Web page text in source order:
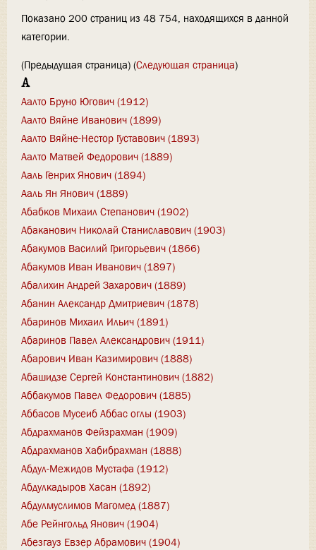
Показано 200 страниц из 48 754, находящихся в данной
категории.
(Предыдущая страница) (Следующая страница)
А
Аалто Бруно Югович (1912)
Аалто Вяйне Иванович (1899)
Аалто Вяйне-Нестор Густавович (1893)
Аалто Матвей Федорович (1889)
Ааль Генрих Янович (1894)
Ааль Ян Янович (1889)
Абабков Михаил Степанович (1902)
Абаканович Николай Станиславович (1903)
Абакумов Василий Григорьевич (1866)
Абакумов Иван Иванович (1897)
Абалихин Андрей Захарович (1889)
Абанин Александр Дмитриевич (1878)
Абаринов Михаил Ильич (1891)
Абаринов Павел Александрович (1911)
Абарович Иван Казимирович (1888)
Абашидзе Сергей Константинович (1882)
Аббакумов Павел Федорович (1885)
Аббасов Мусеиб Аббас оглы (1903)
Абдрахманов Фейзрахман (1909)
Абдрахманов Хабибрахман (1888)
Абдул-Межидов Мустафа (1912)
Абдулкадыров Хасан (1892)
Абдулмуслимов Магомед (1887)
Абе Рейнгольд Янович (1904)
Абезгауз Евзер Абрамович (1904)